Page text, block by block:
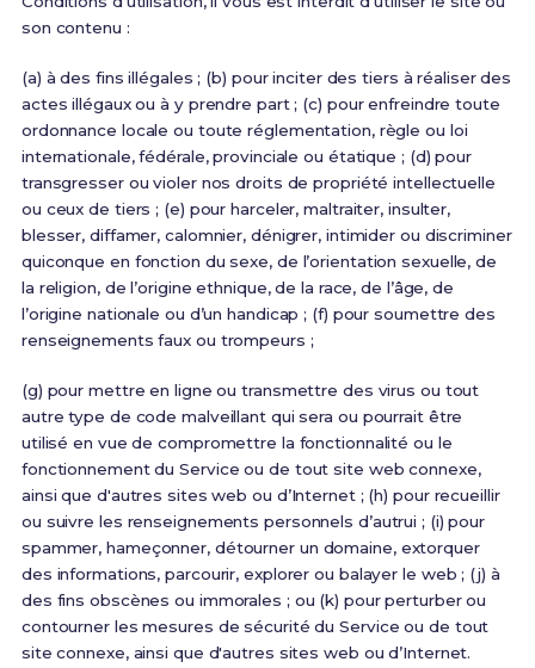
son contenu :
(a) à des fins illégales ; (b) pour inciter des tiers à réaliser des
actes illégaux ou à y prendre part ; (c) pour enfreindre toute
ordonnance locale ou toute réglementation, règle ou loi
internationale, fédérale, provinciale ou étatique ; (d) pour
transgresser ou violer nos droits de propriété intellectuelle
ou ceux de tiers ; (e) pour harceler, maltraiter, insulter,
blesser, diffamer, calomnier, dénigrer, intimider ou discriminer
quiconque en fonction du sexe, de l’orientation sexuelle, de
la religion, de l’origine ethnique, de la race, de l’âge, de
l’origine nationale ou d’un handicap ; (f) pour soumettre des
renseignements faux ou trompeurs ;
(g) pour mettre en ligne ou transmettre des virus ou tout
autre type de code malveillant qui sera ou pourrait être
utilisé en vue de compromettre la fonctionnalité ou le
fonctionnement du Service ou de tout site web connexe,
ainsi que d'autres sites web ou d’Internet ; (h) pour recueillir
ou suivre les renseignements personnels d’autrui ; (i) pour
spammer, hameçonner, détourner un domaine, extorquer
des informations, parcourir, explorer ou balayer le web ; (j) à
des fins obscènes ou immorales ; ou (k) pour perturber ou
contourner les mesures de sécurité du Service ou de tout
site connexe, ainsi que d'autres sites web ou d’Internet.